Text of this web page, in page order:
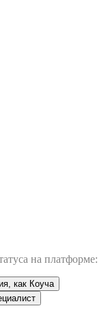
на платформе:
как Коуча